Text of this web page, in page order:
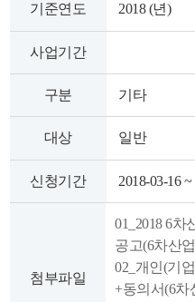
기준연도 2018 (년)
사업기간
구분 기타
대상 일반
신청기간 2018-03-16
첨부파일
01_2018 6
공고(6차산
02_개인(기
+동의서(6차